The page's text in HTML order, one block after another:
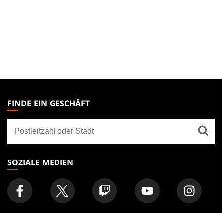
THE
GATHERING
FOOTER
FINDE EIN GESCHÄFT
ein
Geschäft
SOZIALE MEDIEN